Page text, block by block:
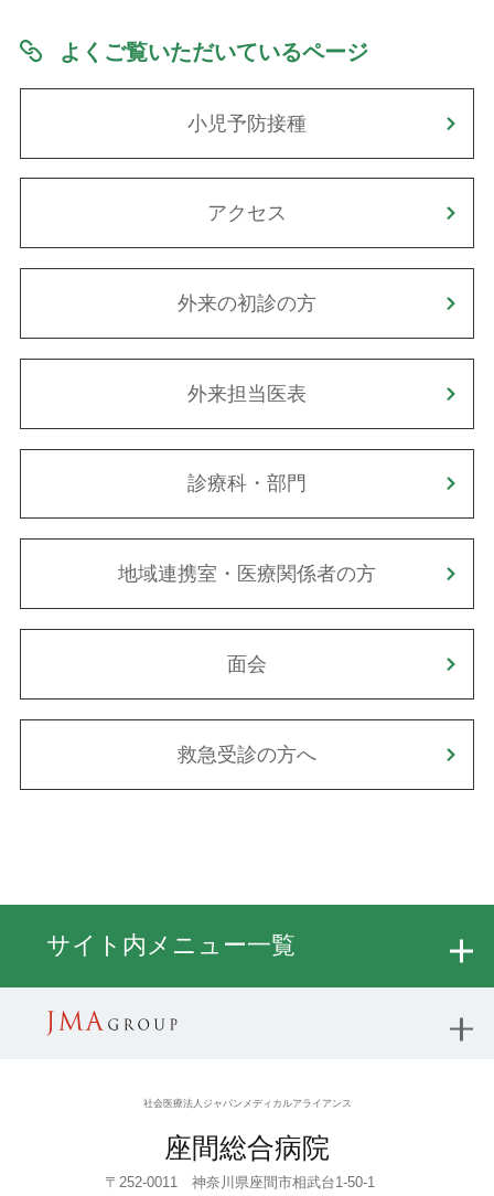
よくご覧いただいているページ
小児予防接種
アクセス
外来の初診の方
外来担当医表
診療科・部門
地域連携室・医療関係者の方
面会
救急受診の方へ
サイト内メニュー一覧
社会医療法人ジャパンメディカルアライアンス
座間総合病院
〒252-0011 神奈川県座間市相武台1-50-1